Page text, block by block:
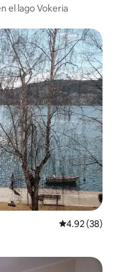
el lago Vokeria
Calificación
4.92 (38)